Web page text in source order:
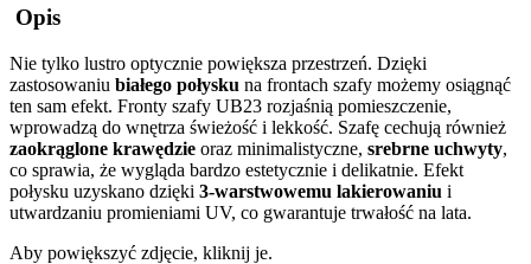
Opis
Nie tylko lustro optycznie powiększa przestrzeń. Dzięki
zastosowaniu białego połysku na frontach szafy możemy osiągnąć
ten sam efekt. Fronty szafy UB23 rozjaśnią pomieszczenie,
wprowadzą do wnętrza świeżość i lekkość. Szafę cechują również
zaokrąglone krawędzie oraz minimalistyczne, srebrne uchwyty,
co sprawia, że wygląda bardzo estetycznie i delikatnie. Efekt
połysku uzyskano dzięki 3-warstwowemu lakierowaniu i
utwardzaniu promieniami UV, co gwarantuje trwałość na lata.
Aby powiększyć zdjęcie, kliknij je.